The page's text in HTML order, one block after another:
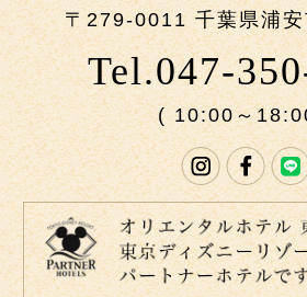
〒279-0011 千葉県浦
Tel.047-
( 10:00～